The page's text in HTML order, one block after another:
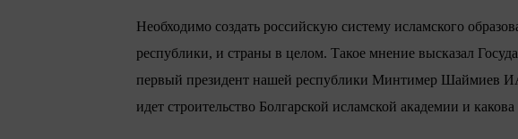
Необходимо создать российскую систему исламского
республики, и страны в целом. Такое мнение высказал
первый президент нашей республики Минтимер Шаймиев
идет строительство Болгарской исламской академии и